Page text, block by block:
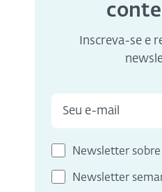
Inscreva-se e
Newsletter
Newsletter